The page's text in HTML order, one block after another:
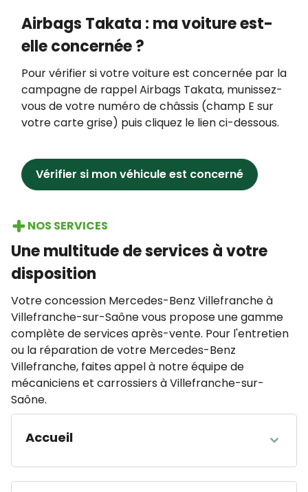
Airbags Takata : ma voiture est-
elle concernée ?
Pour vérifier si votre voiture est concernée par la
campagne de rappel Airbags Takata, munissez-
vous de votre numéro de châssis (champ E sur
votre carte grise) puis cliquez le lien ci-dessous.
Vérifier si mon véhicule est concerné
NOS SERVICES
Une multitude de services à votre
disposition
Votre concession Mercedes-Benz Villefranche à
Villefranche-sur-Saône vous propose une gamme
complète de services après-vente. Pour l'entretien
ou la réparation de votre Mercedes-Benz
Villefranche, faites appel à notre équipe de
mécaniciens et carrossiers à Villefranche-sur-
Saône.
Accueil
Lundi
07:30 - 12:00 13:30 - 19:00